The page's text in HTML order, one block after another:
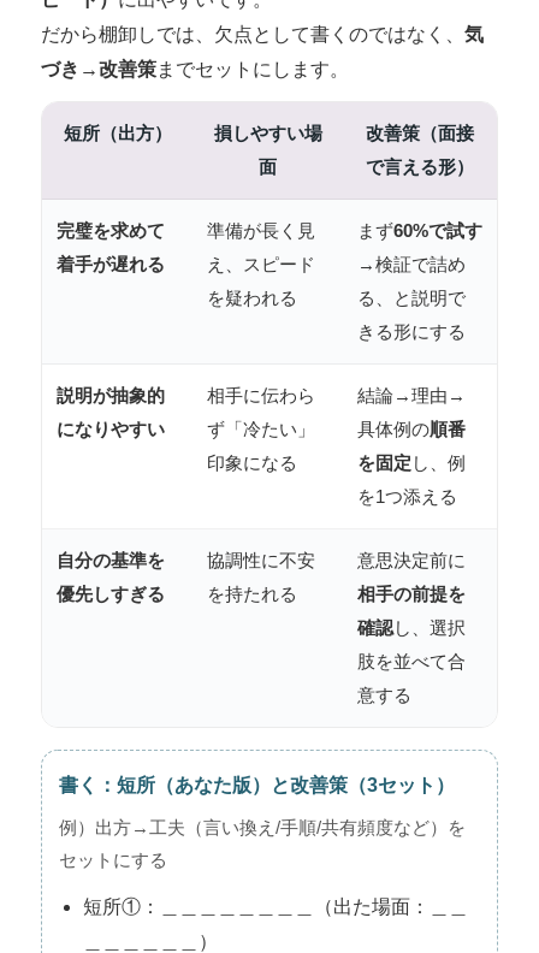
だから棚卸しでは、欠点として書くのではなく、 気
づき→改善策までセットにします。
短所（出方）
損しやすい場
面
改善策（面接
で言える形）
完璧を求めて
着手が遅れる
準備が長く見
え、スピード
を疑われる
まず60%で試す
→検証で詰め
る、と説明で
きる形にする
説明が抽象的
になりやすい
相手に伝わら
ず「冷たい」
印象になる
結論→理由→
具体例の順番
を固定 し、例
を1つ添える
自分の基準を
優先しすぎる
協調性に不安
を持たれる
意思決定前に
相手の前提を
確認し、選択
肢を並べて合
意する
書く：短所（あなた版）と改善策（3セット）
例）出方→工夫（言い換え/手順/共有頻度など）を
セットにする
短所①：＿＿＿＿＿＿＿＿（出た場面：＿＿
＿＿＿＿＿＿）